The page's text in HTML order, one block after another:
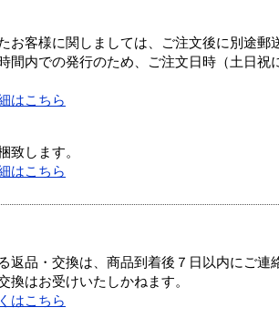
お客様に関しましては、ご注文後に別途郵
間内での発行のため、ご注文日時（土日
はこちら
致します。
はこちら
返品・交換は、商品到着後７日以内にご
換はお受けいたしかねます。
はこちら